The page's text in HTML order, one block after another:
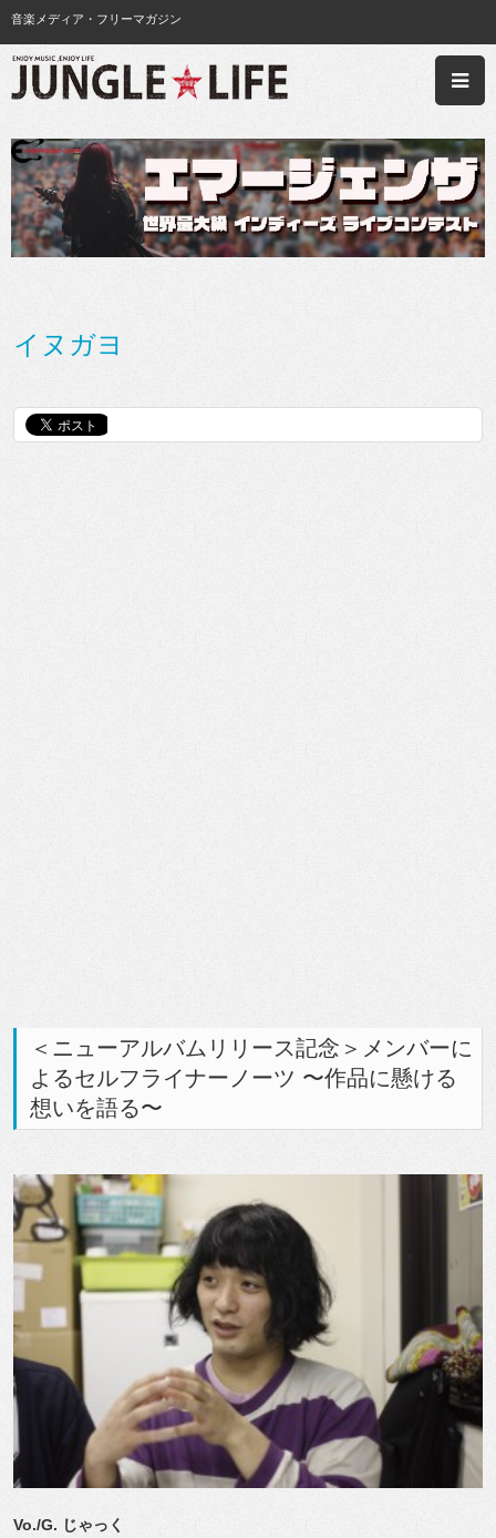
音楽メディア・フリーマガジン
イヌガヨ
＜ニューアルバムリリース記念＞メンバーに
よるセルフライナーノーツ 〜作品に懸ける
想いを語る〜
Vo./G. じゃっく